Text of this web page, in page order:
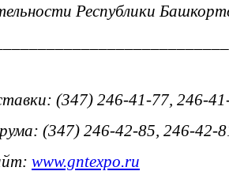
Республики
(347) 246-41-77, 246-
(347) 246-42-85, 246-42-
www.gntexpo.ru